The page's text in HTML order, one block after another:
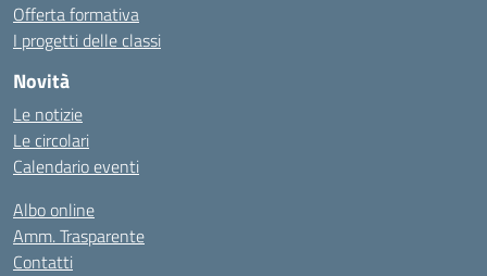
Offerta formativa
I progetti delle classi
Novità
Le notizie
Le circolari
Calendario eventi
Albo online
Amm. Trasparente
Contatti